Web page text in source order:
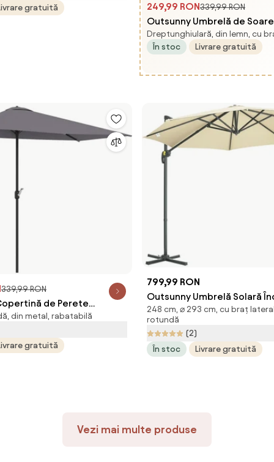
gratuită 249,99 RON339,99 RON
Outsunny Umbrelă de
pentru Grădină, Cadru din
2x1.5m, Gri | Aosom Romania
Dreptunghiulară, din lemn, cu
În stoc
Livrare gratuită
339,99 RON
de Perete
Gri, cu Manivelă, Design
pentru Terasă și
| Aosom
din metal, rabatabilă
gratuită
799,99 RON
Outsunny Umbrelă Solară
Rotativă 360°,
Aosom Romania
248 cm, ⌀ 293 cm, cu braț
rotundă
(2)
În stoc
Livrare gratuită
Vezi mai multe produse